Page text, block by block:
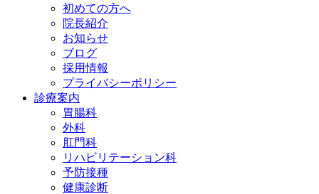
初めての方へ
院長紹介
お知らせ
ブログ
採用情報
プライバシーポリシー
診療案内
胃腸科
外科
肛門科
リハビリテーション科
予防接種
健康診断